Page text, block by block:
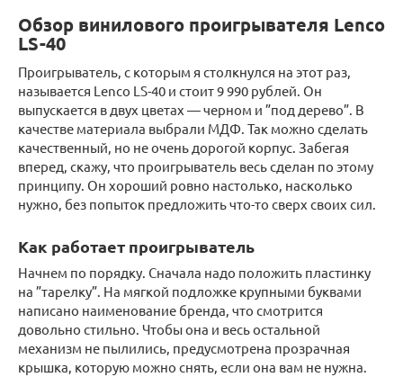
Обзор винилового проигрывателя Lenco
LS-40
Проигрыватель, с которым я столкнулся на этот раз,
называется Lenco LS-40 и стоит 9 990 рублей. Он
выпускается в двух цветах — черном и ”под дерево”. В
качестве материала выбрали МДФ. Так можно сделать
качественный, но не очень дорогой корпус. Забегая
вперед, скажу, что проигрыватель весь сделан по этому
принципу. Он хороший ровно настолько, насколько
нужно, без попыток предложить что-то сверх своих сил.
Как работает проигрыватель
Начнем по порядку. Сначала надо положить пластинку
на ”тарелку”. На мягкой подложке крупными буквами
написано наименование бренда, что смотрится
довольно стильно. Чтобы она и весь остальной
механизм не пылились, предусмотрена прозрачная
крышка, которую можно снять, если она вам не нужна.